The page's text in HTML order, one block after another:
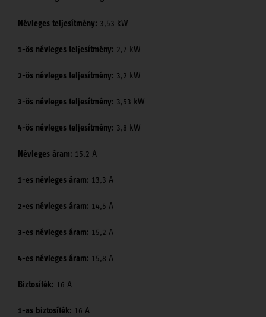
Névleges teljesítmény: 3,53 kW
1-ös névleges teljesítmény: 2,7 kW
2-ös névleges teljesítmény: 3,2 kW
3-ös névleges teljesítmény: 3,53 kW
4-ös névleges teljesítmény: 3,8 kW
Névleges áram: 15,2 A
1-es névleges áram: 13,3 A
2-es névleges áram: 14,5 A
3-es névleges áram: 15,2 A
4-es névleges áram: 15,8 A
Biztosíték: 16 A
1-as biztosíték: 16 A